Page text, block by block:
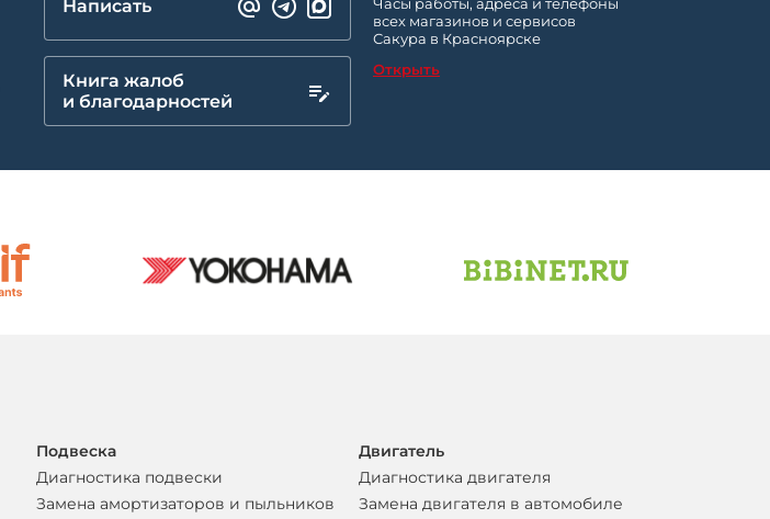
Написать
Книга жалоб
и благодарностей
всех магазинов и сервисов
Сакура в Красноярске
Открыть
Подвеска
Диагностика подвески
Замена амортизаторов и пыльников
Двигатель
Диагностика двигателя
Замена двигателя в автомобиле